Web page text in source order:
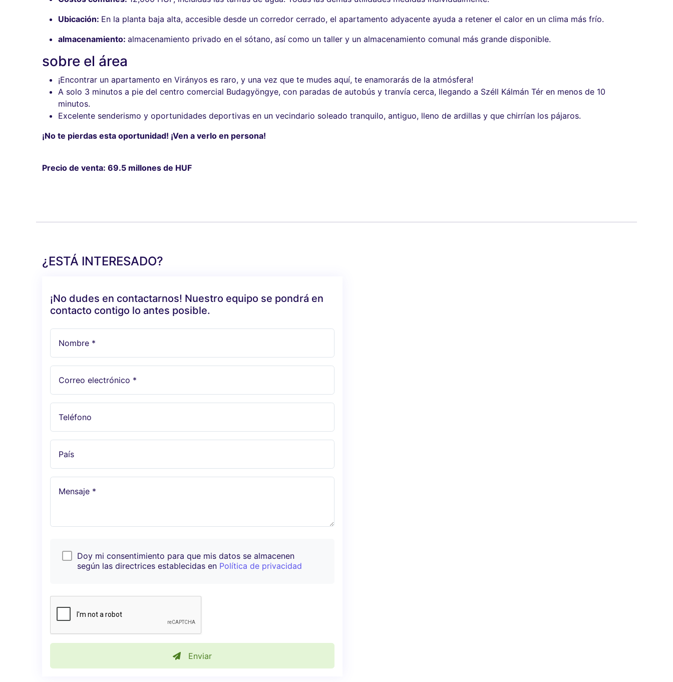
Ubicación: En la planta baja alta, accesible desde un corredor cerrado, el apartamento adyacente ayuda a retener el calor en un clima más frío.
almacenamiento: almacenamiento privado en el sótano, así como un taller y un almacenamiento comunal más grande disponible.
sobre el área
¡Encontrar un apartamento en Virányos es raro, y una vez que te mudes aquí, te enamorarás de la atmósfera!
A solo 3 minutos a pie del centro comercial Budagyöngye, con paradas de autobús y tranvía cerca, llegando a Széll Kálmán Tér en menos de 10
minutos.
Excelente senderismo y oportunidades deportivas en un vecindario soleado tranquilo, antiguo, lleno de ardillas y que chirrían los pájaros.
¡No te pierdas esta oportunidad! ¡Ven a verlo en persona!
Precio de venta: 69.5 millones de HUF
¿ESTÁ INTERESADO?
¡No dudes en contactarnos! Nuestro equipo se pondrá en
contacto contigo lo antes posible.
Nombre *
Correo electrónico *
Teléfono
País
Mensaje *
Doy mi consentimiento para que mis datos se almacenen
según las directrices establecidas en Política de privacidad
Enviar